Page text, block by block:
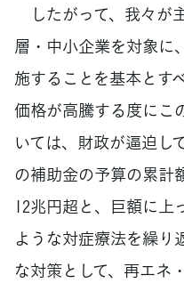
したがって、我々が
層・中小企業を対象に
施することを基本とす
価格が高騰する度にこ
いては、財政が逼迫し
の補助金の予算の累計
12兆円超と、巨額に上
ような対症療法を繰り
な対策として、再エネ